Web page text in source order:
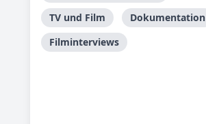
TV und Film
Dokumentation
Filminterviews